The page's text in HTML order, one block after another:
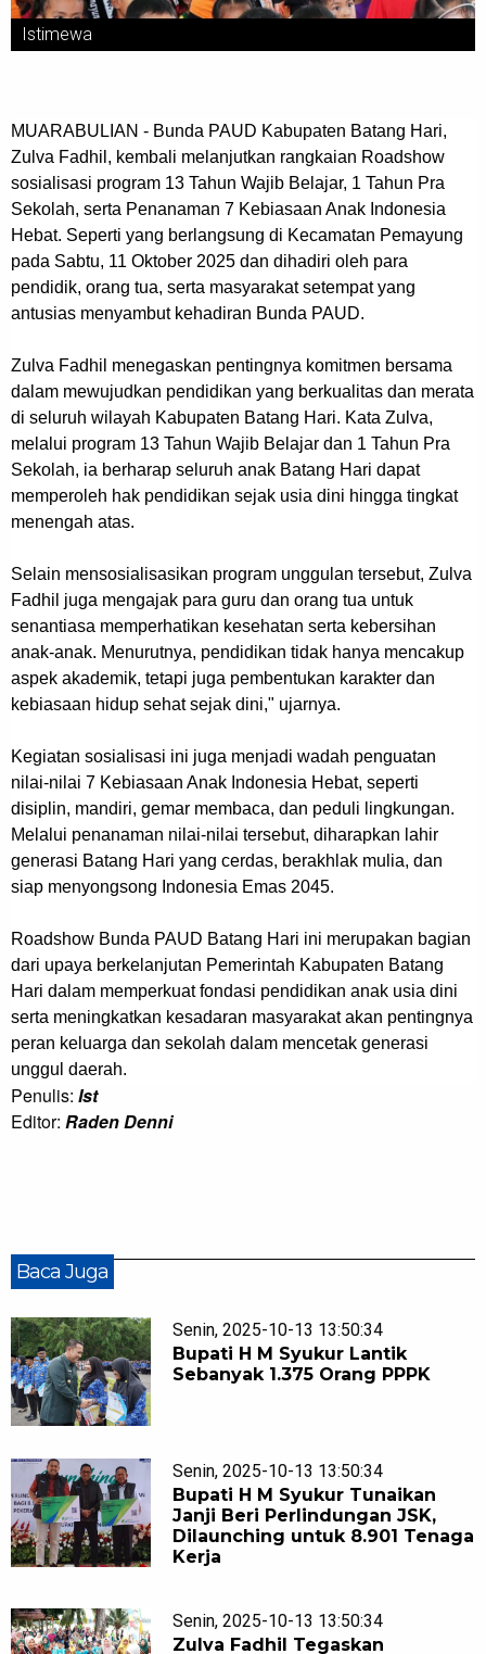
Istimewa
MUARABULIAN - Bunda PAUD Kabupaten Batang Hari,
Zulva Fadhil, kembali melanjutkan rangkaian Roadshow
sosialisasi program 13 Tahun Wajib Belajar, 1 Tahun Pra
Sekolah, serta Penanaman 7 Kebiasaan Anak Indonesia
Hebat. Seperti yang berlangsung di Kecamatan Pemayung
pada Sabtu, 11 Oktober 2025 dan dihadiri oleh para
pendidik, orang tua, serta masyarakat setempat yang
antusias menyambut kehadiran Bunda PAUD.
Zulva Fadhil menegaskan pentingnya komitmen bersama
dalam mewujudkan pendidikan yang berkualitas dan merata
di seluruh wilayah Kabupaten Batang Hari. Kata Zulva,
melalui program 13 Tahun Wajib Belajar dan 1 Tahun Pra
Sekolah, ia berharap seluruh anak Batang Hari dapat
memperoleh hak pendidikan sejak usia dini hingga tingkat
menengah atas.
Selain mensosialisasikan program unggulan tersebut, Zulva
Fadhil juga mengajak para guru dan orang tua untuk
senantiasa memperhatikan kesehatan serta kebersihan
anak-anak. Menurutnya, pendidikan tidak hanya mencakup
aspek akademik, tetapi juga pembentukan karakter dan
kebiasaan hidup sehat sejak dini," ujarnya.
Kegiatan sosialisasi ini juga menjadi wadah penguatan
nilai-nilai 7 Kebiasaan Anak Indonesia Hebat, seperti
disiplin, mandiri, gemar membaca, dan peduli lingkungan.
Melalui penanaman nilai-nilai tersebut, diharapkan lahir
generasi Batang Hari yang cerdas, berakhlak mulia, dan
siap menyongsong Indonesia Emas 2045.
Roadshow Bunda PAUD Batang Hari ini merupakan bagian
dari upaya berkelanjutan Pemerintah Kabupaten Batang
Hari dalam memperkuat fondasi pendidikan anak usia dini
serta meningkatkan kesadaran masyarakat akan pentingnya
peran keluarga dan sekolah dalam mencetak generasi
unggul daerah.
Penulis: Ist
Editor: Raden Denni
Baca Juga
Senin, 2025-10-13 13:50:34
Bupati H M Syukur Lantik
Sebanyak 1.375 Orang PPPK
Senin, 2025-10-13 13:50:34
Bupati H M Syukur Tunaikan
Janji Beri Perlindungan JSK,
Dilaunching untuk 8.901 Tenaga
Kerja
Senin, 2025-10-13 13:50:34
Zulva Fadhil Tegaskan